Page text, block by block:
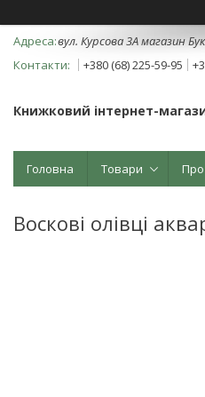
вул. Курсова 3А магазин
+380 (68) 225-59-95
Книжковий інтернет-
Головна Товари
Воскові олівці